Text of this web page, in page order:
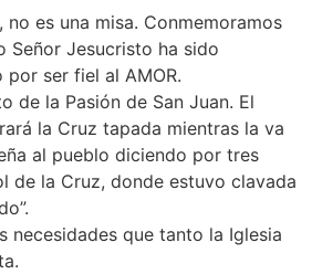
no es una misa. Conmemoramos
Señor Jesucristo ha sido
ser fiel al AMOR.
de la Pasión de San Juan. El
la Cruz tapada mientras la va
al pueblo diciendo por tres
de la Cruz, donde estuvo clavada
necesidades que tanto la Iglesia